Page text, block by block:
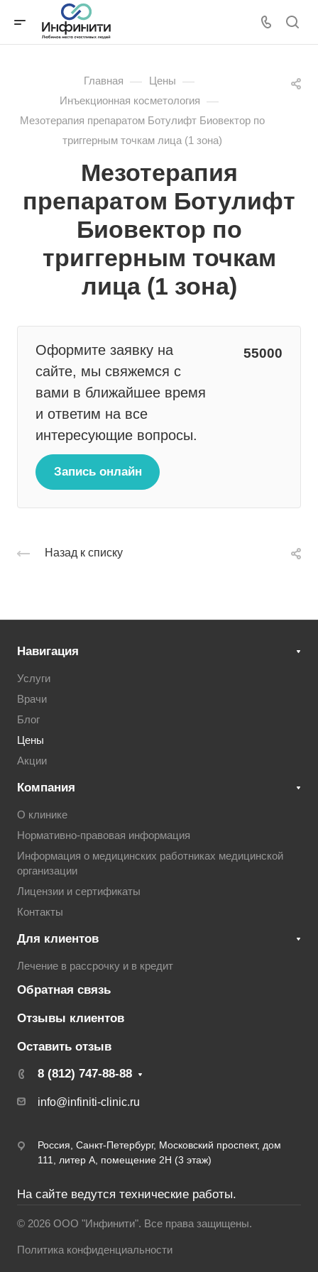
Главная — Цены —
Инъекционная косметология —
Мезотерапия препаратом Ботулифт Биовектор по
триггерным точкам лица (1 зона)
Мезотерапия
препаратом Ботулифт
Биовектор по
триггерным точкам
лица (1 зона)
Оформите заявку на
сайте, мы свяжемся с
вами в ближайшее время
и ответим на все
интересующие вопросы.
55000
Запись онлайн
Назад к списку
Навигация
Услуги
Врачи
Блог
Цены
Акции
Компания
О клинике
Нормативно-правовая информация
Информация о медицинских работниках медицинской
организации
Лицензии и сертификаты
Контакты
Для клиентов
Лечение в рассрочку и в кредит
Обратная связь
Отзывы клиентов
Оставить отзыв
8 (812) 747-88-88
info@infiniti-clinic.ru
Россия, Санкт-Петербург, Московский проспект, дом
111, литер А, помещение 2Н (3 этаж)
На сайте ведутся технические работы.
© 2026 ООО "Инфинити". Все права защищены.
Политика конфиденциальности